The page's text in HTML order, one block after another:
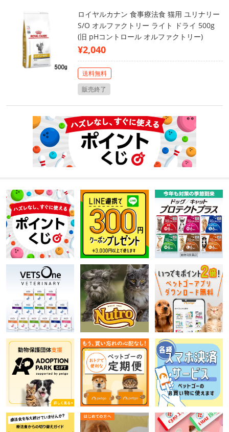
ロイヤルカナン 食事療法食 猫用 ユリナリー
S/O オルファクトリー ライト ドライ 500g
(旧 pHコントロール オルファクトリー)
¥2,040
送料無料
販売終了